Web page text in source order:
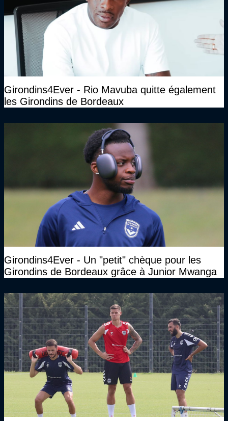
Girondins4Ever - Rio Mavuba quitte également
les Girondins de Bordeaux
Girondins4Ever - Un "petit" chèque pour les
Girondins de Bordeaux grâce à Junior Mwanga